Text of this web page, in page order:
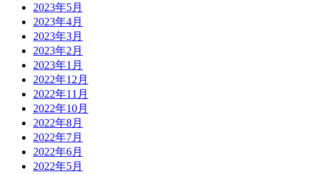
2023年5月
2023年4月
2023年3月
2023年2月
2023年1月
2022年12月
2022年11月
2022年10月
2022年8月
2022年7月
2022年6月
2022年5月